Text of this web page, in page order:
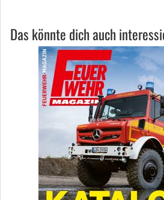
Das könnte dich auch